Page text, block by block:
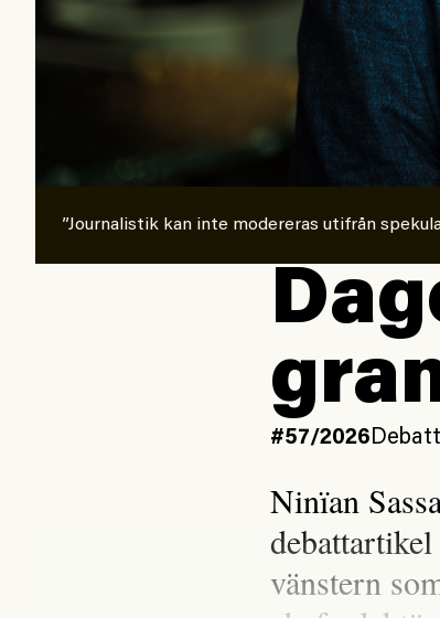
”Journalistik kan inte modereras utifrån
#57/2026Debatt
Ninïan
vänstern